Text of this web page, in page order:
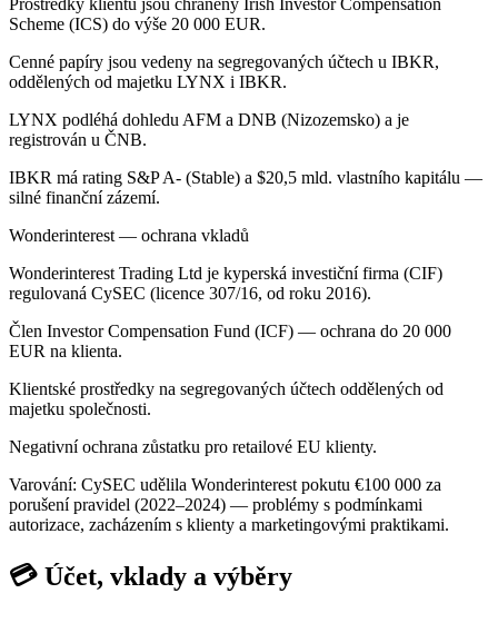
Scheme (ICS) do výše 20 000 EUR.
Cenné papíry jsou vedeny na segregovaných účtech u IBKR,
oddělených od majetku LYNX i IBKR.
LYNX podléhá dohledu AFM a DNB (Nizozemsko) a je
registrován u ČNB.
IBKR má rating S&P A- (Stable) a $20,5 mld. vlastního kapitálu —
silné finanční zázemí.
Wonderinterest — ochrana vkladů
Wonderinterest Trading Ltd je kyperská investiční firma (CIF)
regulovaná CySEC (licence 307/16, od roku 2016).
Člen Investor Compensation Fund (ICF) — ochrana do 20 000
EUR na klienta.
Klientské prostředky na segregovaných účtech oddělených od
majetku společnosti.
Negativní ochrana zůstatku pro retailové EU klienty.
Varování: CySEC udělila Wonderinterest pokutu €100 000 za
porušení pravidel (2022–2024) — problémy s podmínkami
autorizace, zacházením s klienty a marketingovými praktikami.
💳 Účet, vklady a výběry